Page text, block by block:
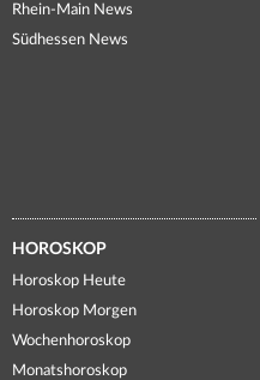
Rhein-Main News
Südhessen News
HOROSKOP
Horoskop Heute
Horoskop Morgen
Wochenhoroskop
Monatshoroskop